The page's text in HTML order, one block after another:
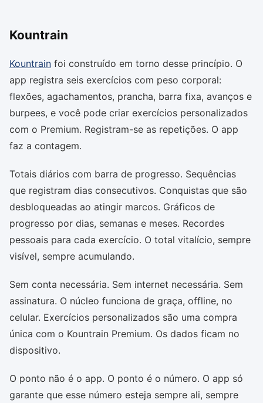
Kountrain
Kountrain foi construído em torno desse princípio. O
app registra seis exercícios com peso corporal:
flexões, agachamentos, prancha, barra fixa, avanços e
burpees, e você pode criar exercícios personalizados
com o Premium. Registram-se as repetições. O app
faz a contagem.
Totais diários com barra de progresso. Sequências
que registram dias consecutivos. Conquistas que são
desbloqueadas ao atingir marcos. Gráficos de
progresso por dias, semanas e meses. Recordes
pessoais para cada exercício. O total vitalício, sempre
visível, sempre acumulando.
Sem conta necessária. Sem internet necessária. Sem
assinatura. O núcleo funciona de graça, offline, no
celular. Exercícios personalizados são uma compra
única com o Kountrain Premium. Os dados ficam no
dispositivo.
O ponto não é o app. O ponto é o número. O app só
garante que esse número esteja sempre ali, sempre